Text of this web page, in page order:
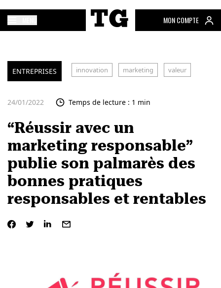
MON COMPTE
ENTREPRISES innovation marketing valeur
24/01/2022 Temps de lecture : 1 min
“Réussir avec un
marketing responsable”
publie son palmarès des
bonnes pratiques
responsables et rentables